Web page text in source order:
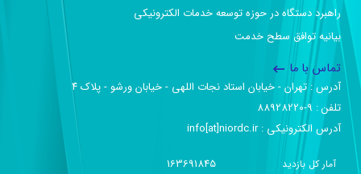
راهبرد دستگاه در حوزه توسعه خدمات الکترونیکی
بیانیه توافق سطح خدمت
تماس با ما
آدرس :‌ تهران - خیابان استاد نجات اللهی - خیابان ورشو - پلاک ۴
تلفن :‌ 9-88928220
آدرس الکترونیکی :‌ info[at]niordc.ir
آمار کل بازدید 163691845